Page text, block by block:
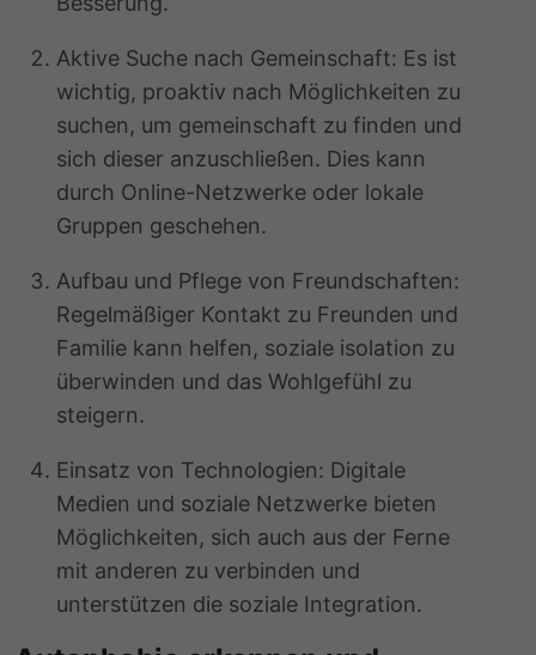
Aktive Suche nach Gemeinschaft: Es ist
wichtig, proaktiv nach Möglichkeiten zu
suchen, um gemeinschaft zu finden und
sich dieser anzuschließen. Dies kann
durch Online-Netzwerke oder lokale
Gruppen geschehen.
Aufbau und Pflege von Freundschaften:
Regelmäßiger Kontakt zu Freunden und
Familie kann helfen, soziale isolation zu
überwinden und das Wohlgefühl zu
steigern.
Einsatz von Technologien: Digitale
Medien und soziale Netzwerke bieten
Möglichkeiten, sich auch aus der Ferne
mit anderen zu verbinden und
unterstützen die soziale Integration.